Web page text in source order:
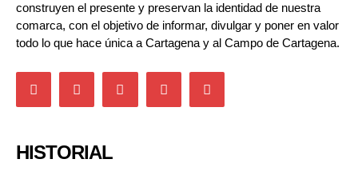
construyen el presente y preservan la identidad de nuestra
comarca, con el objetivo de informar, divulgar y poner en valor
todo lo que hace única a Cartagena y al Campo de Cartagena.
HISTORIAL